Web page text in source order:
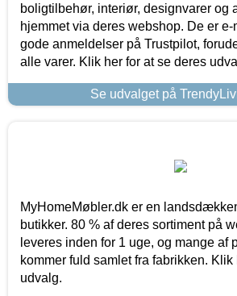
boligtilbehør, interiør, designvarer og
hjemmet via deres webshop. De er
gode anmeldelser på Trustpilot,
alle varer. Klik her for at se deres
Se udvalget på
MyHomeMøbler.dk er en
butikker. 80 % af deres sortiment på
leveres inden for 1 uge, og mange af
kommer fuld samlet fra fabrikken.
udvalg.